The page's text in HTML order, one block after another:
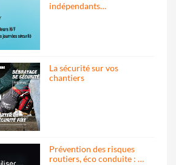
indépendants…
La sécurité sur vos
chantiers
Prévention des risques
routiers, éco conduite : …